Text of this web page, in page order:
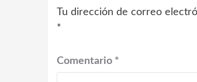
Tu dirección de correo
*
Comentario *